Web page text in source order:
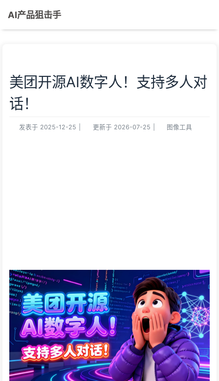
AI产品狙击手
美团开源AI数字人！支持多人对
话！
发表于 2025-12-25 更新于 2026-07-25 图像工具